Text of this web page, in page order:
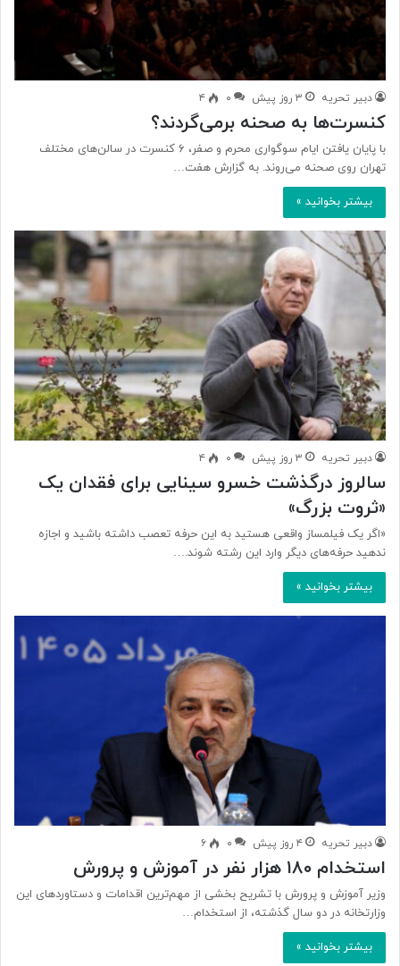
دبیر تحریه ۳ روز پیش ۰ ۴
کنسرت‌ها به صحنه برمی‌گردند؟
با پایان یافتن ایام سوگواری محرم و صفر، ۶ کنسرت در سالن‌های مختلف
تهران روی صحنه می‌روند. به گزارش هفت…
بیشتر بخوانید »
دبیر تحریه ۳ روز پیش ۰ ۴
سالروز درگذشت خسرو سینایی برای فقدان یک
«ثروت بزرگ»
«اگر یک فیلمساز واقعی هستید به این حرفه تعصب داشته باشید و اجازه
ندهید حرفه‌های دیگر وارد این رشته شوند.…
بیشتر بخوانید »
دبیر تحریه ۴ روز پیش ۰ ۶
استخدام ۱۸۰ هزار نفر در آموزش‌ و پرورش
وزیر آموزش و پرورش با تشریح بخشی از مهم‌ترین اقدامات و دستاوردهای این
وزارتخانه در دو سال گذشته، از استخدام…
بیشتر بخوانید »